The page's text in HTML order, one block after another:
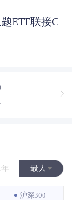
ETF联接C
最大
近3年
沪深300